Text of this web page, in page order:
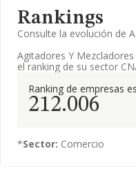
Rankings
Consulte la evolución de
Agitadores Y
el ranking de su sector
Ranking de empresas
212.006
*Sector: Comercio